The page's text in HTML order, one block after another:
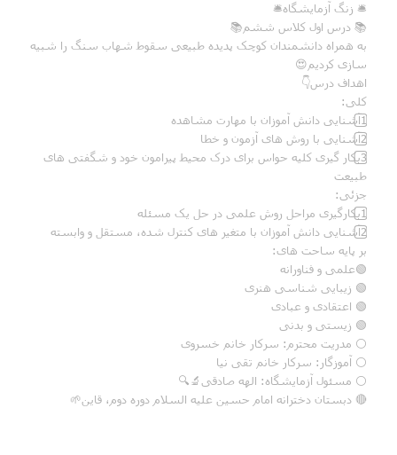
🛎 زنگ آزمایشگاه🛎
📚 درس اول کلاس ششم📚
به همراه دانشمندان کوچک پدیده طبیعی سقوط شهاب سنگ را شبیه
سازی کردیم😍
اهداف درس👇
کلی:
1️⃣آشنایی دانش آموزان با مهارت مشاهده
2️⃣آشنایی با روش های آزمون و خطا
3️⃣بکار گیری کلیه حواس برای درک محیط پیرامون خود و شگفتی های
طبیعت
جزئی:
1️⃣بکارگیری مراحل روش علمی در حل یک مسئله
2️⃣آشنایی دانش آموزان با متغیر های کنترل شده، مستقل و وابسته
بر پایه ساحت های:
🟢علمی و فناورانه
🟢 زیبایی شناسی هنری
🟢 اعتقادی و عبادی
🟢 زیستی و بدنی
⚪ مدریت محترم: سرکار خانم خسروی
⚪ آموزگار: سرکار خانم تقی نیا
⚪ مسئول آزمایشگاه: الهه صادقی🔬🔍
🔴 دبستان دخترانه امام حسین علیه السلام دوره دوم، قاین🌱